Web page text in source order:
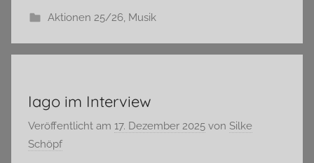
Aktionen 25/26, Musik
Iago im Interview
Veröffentlicht am 17. Dezember 2025 von Silke
Schöpf